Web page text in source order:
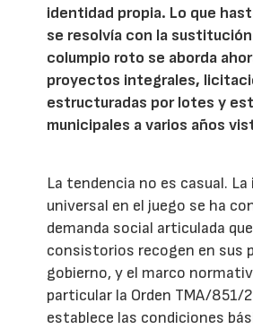
identidad propia. Lo que
se resolvía con la
columpio roto se aborda
proyectos integrales,
estructuradas por lotes y
municipales a varios años
La tendencia no es casual.
universal en el juego se ha
demanda social articulada
consistorios recogen en sus
gobierno, y el marco
particular la Orden TMA/851/
establece las condiciones